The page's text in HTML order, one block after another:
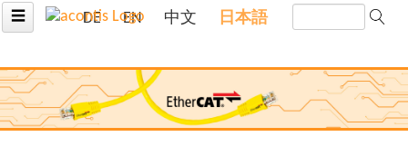
☰ DE EN 中文 日本語